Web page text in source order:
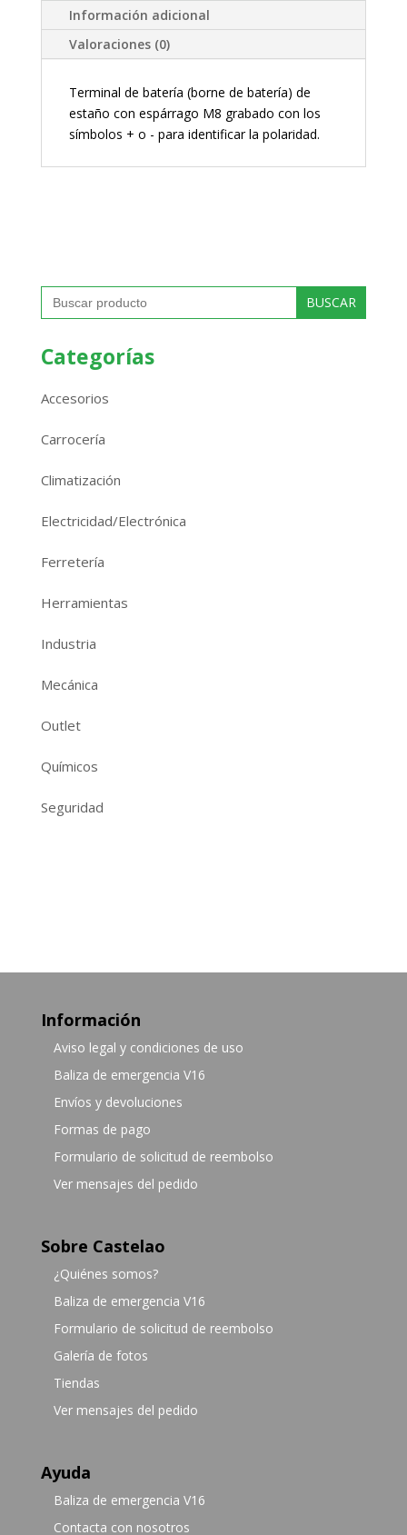
Información adicional
Valoraciones (0)
Terminal de batería (borne de batería) de
estaño con espárrago M8 grabado con los
símbolos + o - para identificar la polaridad.
Buscar:
Categorías
Accesorios
Carrocería
Climatización
Electricidad/Electrónica
Ferretería
Herramientas
Industria
Mecánica
Outlet
Químicos
Seguridad
Información
Aviso legal y condiciones de uso
Baliza de emergencia V16
Envíos y devoluciones
Formas de pago
Formulario de solicitud de reembolso
Ver mensajes del pedido
Sobre Castelao
¿Quiénes somos?
Baliza de emergencia V16
Formulario de solicitud de reembolso
Galería de fotos
Tiendas
Ver mensajes del pedido
Ayuda
Baliza de emergencia V16
Contacta con nosotros